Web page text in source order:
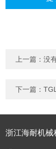
上一篇：没
下一篇：
浙江海耐机械